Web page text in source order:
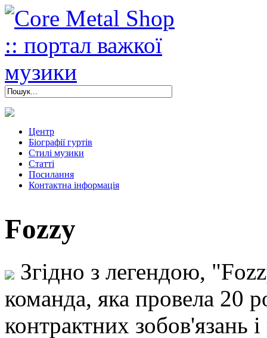
Центр
Біографії гуртів
Стилі музики
Статті
Посилання
Контактна інформація
Fozzy
Згідно з легендою,
команда, яка провела 20
контрактних зобов'язань